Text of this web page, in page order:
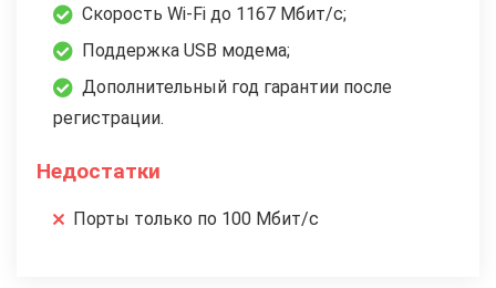
Скорость Wi-Fi до 1167 Мбит/с;
Поддержка USB модема;
Дополнительный год гарантии после
регистрации.
Недостатки
Порты только по 100 Мбит/с